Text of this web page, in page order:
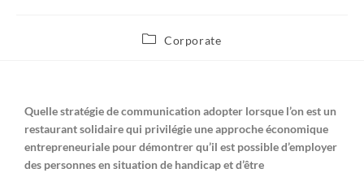
Corporate
Quelle stratégie de communication adopter lorsque l’on est un
restaurant solidaire qui privilégie une approche économique
entrepreneuriale pour démontrer qu’il est possible d’employer
des personnes en situation de handicap et d’être